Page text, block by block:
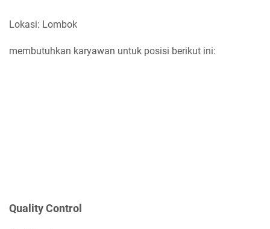
Lokasi: Lombok
membutuhkan karyawan untuk posisi berikut ini:
Quality Control